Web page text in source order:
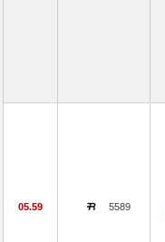
05.59 5589